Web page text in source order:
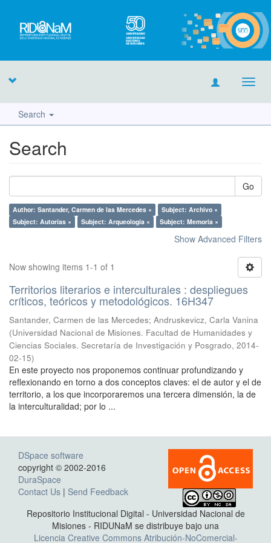
Search
Search
Go
Author: Santander, Carmen de las Mercedes ×
Subject: Archivo ×
Subject: Autorías ×
Subject: Arqueología × Subject: Memoria ×
Show Advanced Filters
Now showing items 1-1 of 1
Territorios literarios e interculturales : despliegues
críticos, teóricos y metodológicos. 16H347
Santander, Carmen de las Mercedes; Andruskevicz, Carla Vanina
(Universidad Nacional de Misiones. Facultad de Humanidades y
Ciencias Sociales. Secretaría de Investigación y Posgrado, 2014-
02-15)
En este proyecto nos proponemos continuar profundizando y
reflexionando en torno a dos conceptos claves: el de autor y el de
territorio, a los que incorporaremos una tercera dimensión, la de
la interculturalidad; por lo ...
DSpace software
copyright © 2002-2016
DuraSpace
Contact Us | Send Feedback
Repositorio Institucional Digital - Universidad Nacional de
Misiones - RIDUNaM se distribuye bajo una
Licencia Creative Commons Atribución-NoComercial-